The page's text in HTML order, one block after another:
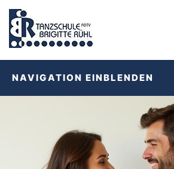
NAVIGATION EINBLENDEN